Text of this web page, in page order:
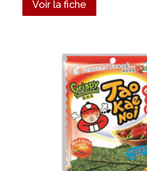
Voir la fiche